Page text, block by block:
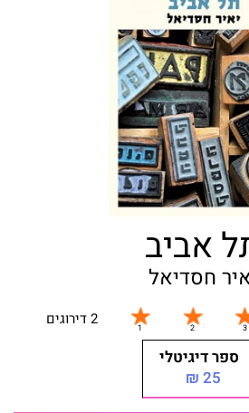
אביב
חסדיאל
2 דירוגים
ספר דיגיטלי
25 ₪